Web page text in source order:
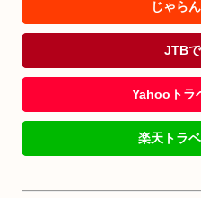
じゃら
JTB
Yahooトラ
楽天トラ